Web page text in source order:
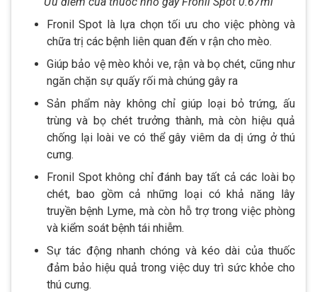
Fronil Spot là lựa chọn tối ưu cho việc phòng và
chữa trị các bệnh liên quan đến v rận cho mèo.
Giúp bảo vệ mèo khỏi ve, rận và bọ chét, cũng như
ngăn chặn sự quấy rối mà chúng gây ra
Sản phẩm này không chỉ giúp loại bỏ trứng, ấu
trùng và bọ chét trưởng thành, mà còn hiệu quả
chống lại loài ve có thể gây viêm da dị ứng ở thú
cưng.
Fronil Spot không chỉ đánh bay tất cả các loài bọ
chét, bao gồm cả những loại có khả năng lây
truyền bệnh Lyme, mà còn hỗ trợ trong việc phòng
và kiểm soát bệnh tái nhiễm.
Sự tác động nhanh chóng và kéo dài của thuốc
đảm bảo hiệu quả trong việc duy trì sức khỏe cho
thú cưng.